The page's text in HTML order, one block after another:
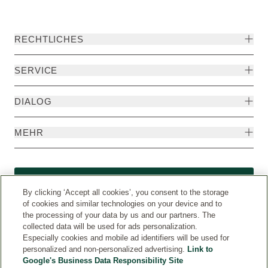
RECHTLICHES
SERVICE
DIALOG
MEHR
By clicking ‘Accept all cookies’, you consent to the storage
of cookies and similar technologies on your device and to
the processing of your data by us and our partners. The
collected data will be used for ads personalization.
Especially cookies and mobile ad identifiers will be used for
personalized and non-personalized advertising. Link to
Google's Business Data Responsibility Site